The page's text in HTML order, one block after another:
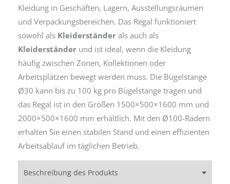
Kleidung in Geschäften, Lagern, Ausstellungsräumen
und Verpackungsbereichen. Das Regal funktioniert
sowohl als Kleiderständer als auch als
Kleiderständer und ist ideal, wenn die Kleidung
häufig zwischen Zonen, Kollektionen oder
Arbeitsplätzen bewegt werden muss. Die Bügelstange
Ø30 kann bis zu 100 kg pro Bügelstange tragen und
das Regal ist in den Größen 1500×500×1600 mm und
2000×500×1600 mm erhältlich. Mit den Ø100-Rädern
erhalten Sie einen stabilen Stand und einen effizienten
Arbeitsablauf im täglichen Betrieb.
Beschreibung des Produkts